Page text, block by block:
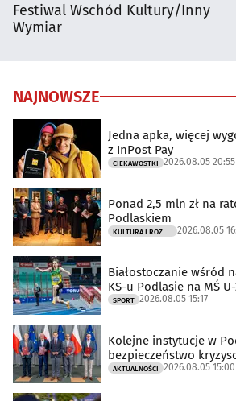
Festiwal Wschód Kultury/Inny
Wymiar
NAJNOWSZE
Jedna apka, więcej
z InPost Pay
CIEKAWOSTKI 2026.08.05 20:55
Ponad 2,5 mln zł na
Podlaskiem
KULTURA I ROZRYWKA 2026.08.05
Białostoczanie wśród
KS-u Podlasie na MŚ
SPORT 2026.08.05 15:17
Kolejne instytucje w
bezpieczeństwo
AKTUALNOŚCI 2026.08.05 15:00